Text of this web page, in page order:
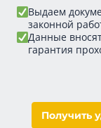
Выдаем
законной
Данные
гарантия
Получить